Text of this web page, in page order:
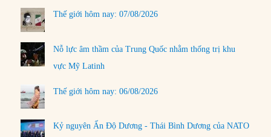
Thế giới hôm nay: 07/08/2026
Nỗ lực âm thầm của Trung Quốc nhằm thống trị khu
vực Mỹ Latinh
Thế giới hôm nay: 06/08/2026
Kỷ nguyên Ấn Độ Dương - Thái Bình Dương của NATO